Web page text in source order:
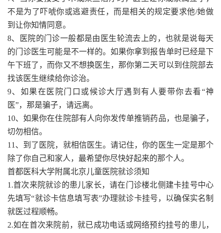
不是为了吓唬你或逃避责任，而是相关的规定要求他/她做
到让你知情同意。
8、医院的门诊一般都是由医生轮流去上的，也就是说每天
的门诊医生可能是不一样的。如果你拿到报告单时已经是下
午下班了，而你又不想换医生，那你第二天可以到住院部去
找该医生继续给你诊治。
9、如果在医院门口或候诊大厅遇到有人要带你去看“神
医”，那是骗子，请远离。
10、如果你在住院部有人向你发传单推销药品，也是骗子，
切勿相信。
11、到了医院，就相信医生。请记住，你的医生一定是那个
除了你自己和家人，最希望你尽快好起来的那个人。
首都医科大学附属北京儿童医院就诊须知
1.首次来院就诊的患儿家长，请在门诊楼北侧建卡挂号中心
先填写“就诊卡信息填写表”办理就诊卡挂号，以确保实名制
就医过程顺畅。
2.如在首次来院前，就已成功电话或网络预约挂号的患儿，